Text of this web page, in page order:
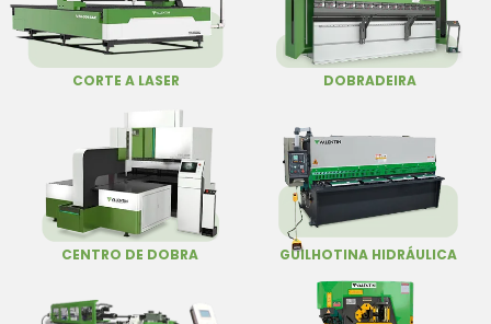
CORTE A LASER DOBRADEIRA
CENTRO DE DOBRA GUILHOTINA HIDRÁULICA